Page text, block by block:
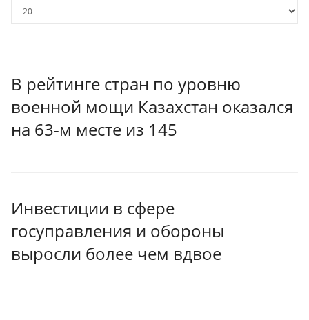
В рейтинге стран по уровню
военной мощи Казахстан оказался
на 63-м месте из 145
Инвестиции в сфере
госуправления и обороны
выросли более чем вдвое